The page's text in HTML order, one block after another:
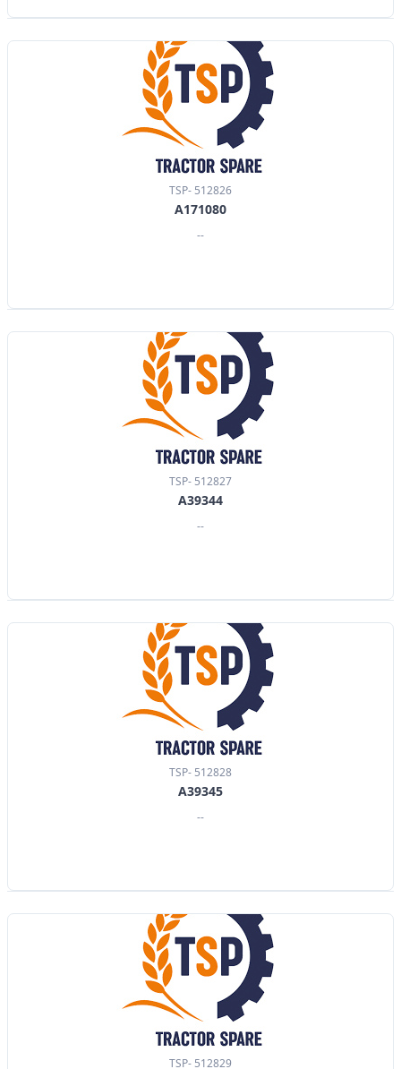
TSP- 512826
A171080
--
TSP- 512827
A39344
--
TSP- 512828
A39345
--
TSP- 512829